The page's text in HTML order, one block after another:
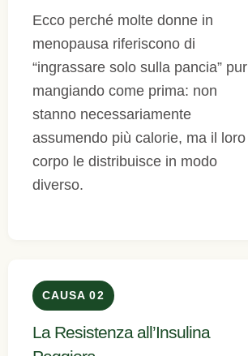
Ecco perché molte donne in
menopausa riferiscono di
“ingrassare solo sulla pancia” pur
mangiando come prima: non
stanno necessariamente
assumendo più calorie, ma il loro
corpo le distribuisce in modo
diverso.
CAUSA 02
La Resistenza all’Insulina